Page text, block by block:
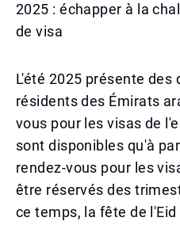
2025 : échapper à la
de visa
L'été 2025 présente des
résidents des Émirats
vous pour les visas de
sont disponibles qu'à
rendez-vous pour les
être réservés des
ce temps, la fête de